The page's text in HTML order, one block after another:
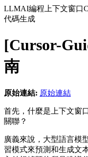
LLMAI編程 上下文窗口
代碼生成
[Cursor-
南
原始連結: 原始連結
首先，什麼是上下文窗
關聯？
廣義來說，大型語言模
習模式來預測和生成文